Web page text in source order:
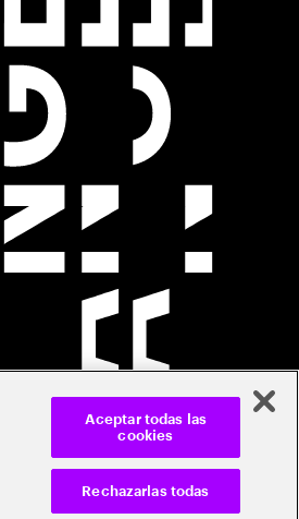
Rechazarlas todas
Aceptar todas las
cookies